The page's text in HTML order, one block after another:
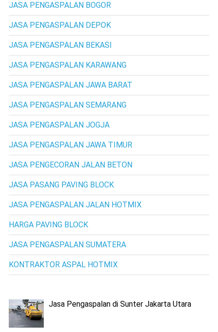
JASA PENGASPALAN BOGOR
JASA PENGASPALAN DEPOK
JASA PENGASPALAN BEKASI
JASA PENGASPALAN KARAWANG
JASA PENGASPALAN JAWA BARAT
JASA PENGASPALAN SEMARANG
JASA PENGASPALAN JOGJA
JASA PENGASPALAN JAWA TIMUR
JASA PENGECORAN JALAN BETON
JASA PASANG PAVING BLOCK
JASA PENGASPALAN JALAN HOTMIX
HARGA PAVING BLOCK
JASA PENGASPALAN SUMATERA
KONTRAKTOR ASPAL HOTMIX
Jasa Pengaspalan di Sunter Jakarta Utara